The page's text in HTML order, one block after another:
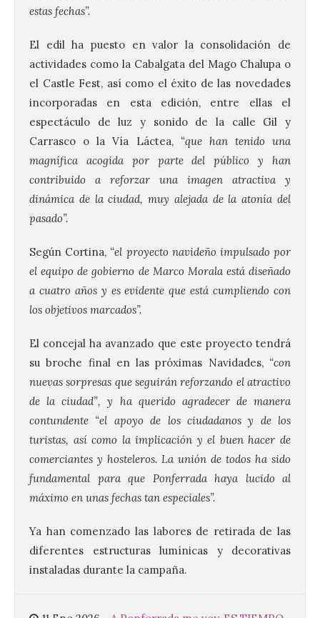
estas fechas”.
El edil ha puesto en valor la consolidación de
actividades como la Cabalgata del Mago Chalupa o
el Castle Fest, así como el éxito de las novedades
incorporadas en esta edición, entre ellas el
espectáculo de luz y sonido de la calle Gil y
Carrasco o la Vía Láctea, “que han tenido una
magnífica acogida por parte del público y han
contribuido a reforzar una imagen atractiva y
dinámica de la ciudad, muy alejada de la atonía del
pasado”.
Según Cortina, “el proyecto navideño impulsado por
el equipo de gobierno de Marco Morala está diseñado
a cuatro años y es evidente que está cumpliendo con
los objetivos marcados”.
El concejal ha avanzado que este proyecto tendrá
su broche final en las próximas Navidades, “con
nuevas sorpresas que seguirán reforzando el atractivo
de la ciudad”, y ha querido agradecer de manera
contundente “el apoyo de los ciudadanos y de los
turistas, así como la implicación y el buen hacer de
comerciantes y hosteleros. La unión de todos ha sido
fundamental para que Ponferrada haya lucido al
máximo en unas fechas tan especiales”.
Ya han comenzado las labores de retirada de las
diferentes estructuras lumínicas y decorativas
instaladas durante la campaña.
La UPSA impulsa la
creación musical con el I
Concurso Internacional de
Composición Coral Sacra
8 Ago 2026
Este certamen,
Universitario de Música
Sacra de la Universidad
Pontificia de Salamanca
inéditas, destinadas a coro, con un